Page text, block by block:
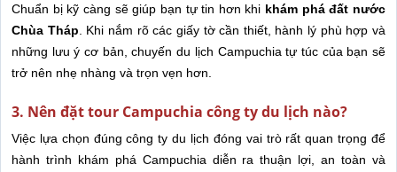
Chuẩn bị kỹ càng sẽ giúp bạn tự tin hơn khi khám phá đất nước
Chùa Tháp . Khi nắm rõ các giấy tờ cần thiết, hành lý phù hợp và
những lưu ý cơ bản, chuyến du lịch Campuchia tự túc của bạn sẽ
trở nên nhẹ nhàng và trọn vẹn hơn.
3. Nên đặt tour Campuchia công ty du lịch nào?
Việc lựa chọn đúng công ty du lịch đóng vai trò rất quan trọng để
hành trình khám phá Campuchia diễn ra thuận lợi, an toàn và